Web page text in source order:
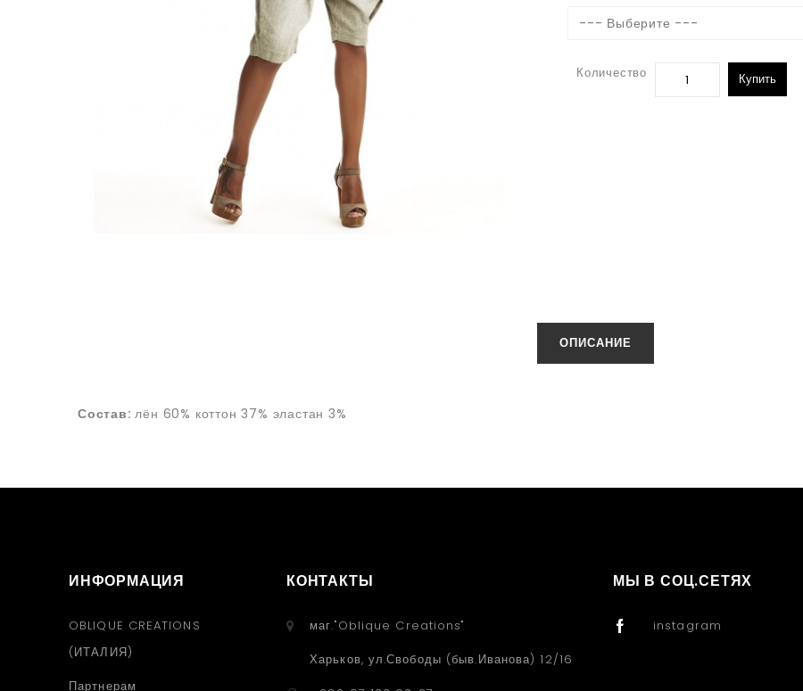
--- Выберите ---
Количество Купить
ОПИСАНИЕ
Состав:лён 60% коттон 37% эластан 3%
ИНФОРМАЦИЯ
OBLIQUE CREATIONS
(ИТАЛИЯ)
Партнерам
КОНТАКТЫ
маг."Oblique Creations"
Харьков, ул.Свободы (быв.Иванова) 12/16
МЫ В СОЦ.СЕТЯХ
instagram